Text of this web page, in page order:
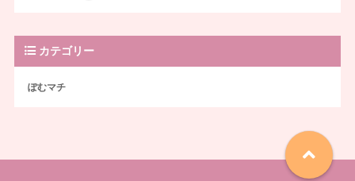
カテゴリー
ぽむマチ